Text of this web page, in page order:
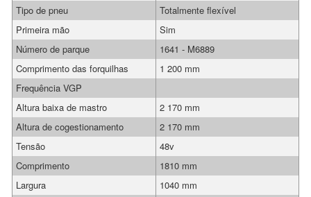
Tipo de pneu
Totalmente flexível
Primeira mão
Sim
Número de parque
1641 - M6889
Comprimento das forquilhas
1 200 mm
Frequência VGP
Altura baixa de mastro
2 170 mm
Altura de cogestionamento
2 170 mm
Tensão
48v
Comprimento
1810 mm
Largura
1040 mm